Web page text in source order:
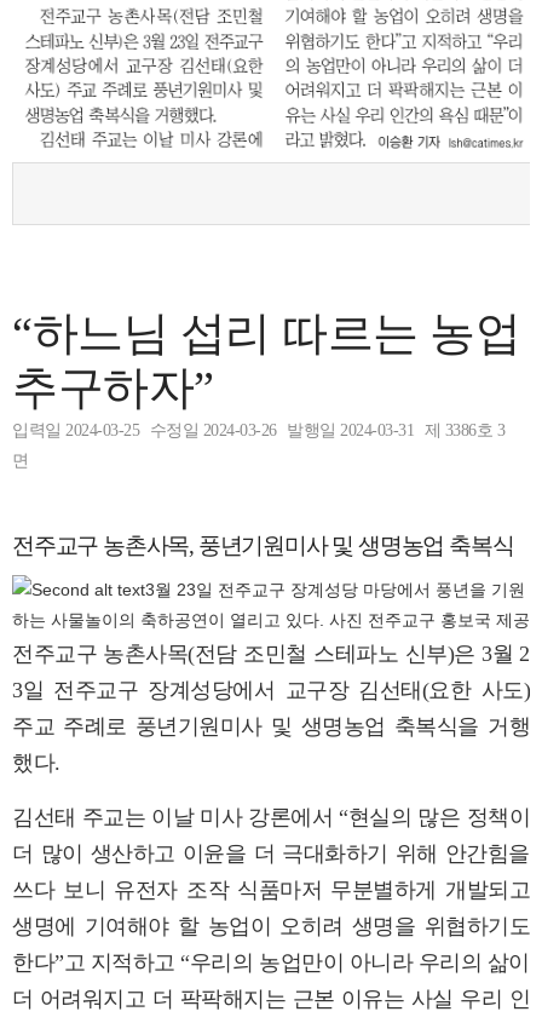
“하느님 섭리 따르는 농업
추구하자”
입력일 2024-03-25 수정일 2024-03-26 발행일 2024-03-31
제 3386호 3
면
전주교구 농촌사목, 풍년기원미사 및 생명농업 축복식
3월 23일 전주교구 장계성당 마당에서 풍년을 기원
하는 사물놀이의 축하공연이 열리고 있다. 사진 전주교구 홍보국 제공
전주교구 농촌사목(전담 조민철 스테파노 신부)은 3월 2
3일 전주교구 장계성당에서 교구장 김선태(요한 사도)
주교 주례로 풍년기원미사 및 생명농업 축복식을 거행
했다.
김선태 주교는 이날 미사 강론에서 “현실의 많은 정책이
더 많이 생산하고 이윤을 더 극대화하기 위해 안간힘을
쓰다 보니 유전자 조작 식품마저 무분별하게 개발되고
생명에 기여해야 할 농업이 오히려 생명을 위협하기도
한다”고 지적하고 “우리의 농업만이 아니라 우리의 삶이
더 어려워지고 더 팍팍해지는 근본 이유는 사실 우리 인